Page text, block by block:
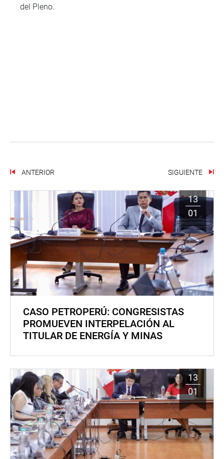
del Pleno.
ANTERIOR SIGUIENTE
13
01
CASO PETROPERÚ: CONGRESISTAS
PROMUEVEN INTERPELACIÓN AL
TITULAR DE ENERGÍA Y MINAS
13
01